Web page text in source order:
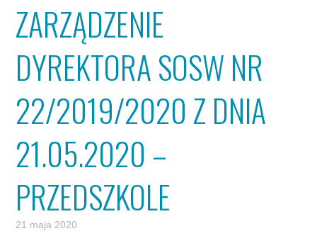
ZARZĄDZENIE
DYREKTORA SOSW NR
22/2019/2020 Z DNIA
21.05.2020 –
PRZEDSZKOLE
21 maja 2020